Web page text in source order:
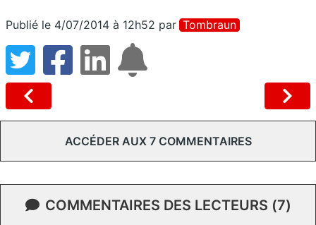
Publié le 4/07/2014 à 12h52 par Tombraun
ACCÉDER AUX 7 COMMENTAIRES
COMMENTAIRES DES LECTEURS (7)